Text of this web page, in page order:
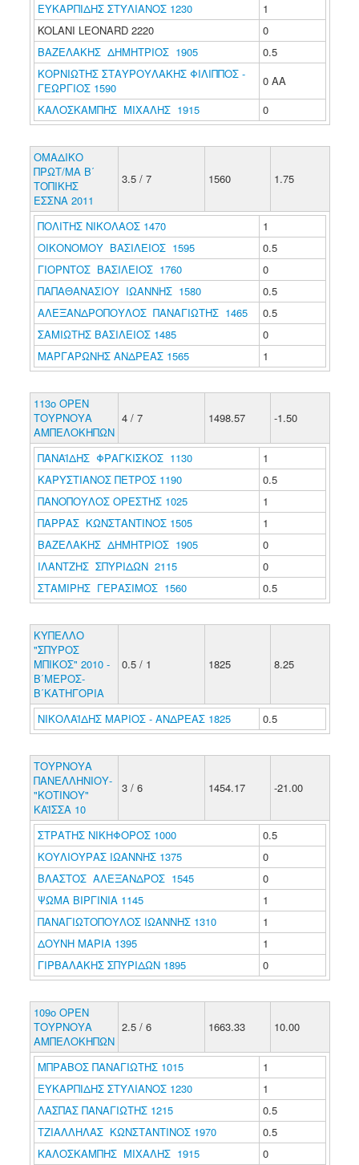
ΕΥΚΑΡΠΙΔΗΣ ΣΤΥΛΙΑΝΟΣ 1230
1
KOLANI LEONARD 2220
0
ΒΑΖΕΛΑΚΗΣ ΔΗΜΗΤΡΙΟΣ 1905
0.5
ΚΟΡΝΙΩΤΗΣ ΣΤΑΥΡΟΥΛΑΚΗΣ ΦΙΛΙΠΠΟΣ -
ΓΕΩΡΓΙΟΣ 1590
0 ΑΑ
ΚΑΛΟΣΚΑΜΠΗΣ ΜΙΧΑΛΗΣ 1915
0
ΟΜΑΔΙΚΟ
ΠΡΩΤ/ΜΑ Β΄
ΤΟΠΙΚΗΣ
ΕΣΣΝΑ 2011
3.5 / 7 1560 1.75
ΠΟΛΙΤΗΣ ΝΙΚΟΛΑΟΣ 1470
1
ΟΙΚΟΝΟΜΟΥ ΒΑΣΙΛΕΙΟΣ 1595
0.5
ΓΙΟΡΝΤΟΣ ΒΑΣΙΛΕΙΟΣ 1760
0
ΠΑΠΑΘΑΝΑΣΙΟΥ ΙΩΑΝΝΗΣ 1580
0.5
ΑΛΕΞΑΝΔΡΟΠΟΥΛΟΣ ΠΑΝΑΓΙΩΤΗΣ 1465
0.5
ΣΑΜΙΩΤΗΣ ΒΑΣΙΛΕΙΟΣ 1485
0
ΜΑΡΓΑΡΩΝΗΣ ΑΝΔΡΕΑΣ 1565
1
113o OPEN
ΤΟΥΡΝΟΥΑ
ΑΜΠΕΛΟΚΗΠΩΝ
4 / 7 1498.57 -1.50
ΠΑΝΑΪΔΗΣ ΦΡΑΓΚΙΣΚΟΣ 1130
1
ΚΑΡΥΣΤΙΑΝΟΣ ΠΕΤΡΟΣ 1190
0.5
ΠΑΝΟΠΟΥΛΟΣ ΟΡΕΣΤΗΣ 1025
1
ΠΑΡΡΑΣ ΚΩΝΣΤΑΝΤΙΝΟΣ 1505
1
ΒΑΖΕΛΑΚΗΣ ΔΗΜΗΤΡΙΟΣ 1905
0
ΙΛΑΝΤΖΗΣ ΣΠΥΡΙΔΩΝ 2115
0
ΣΤΑΜΙΡΗΣ ΓΕΡΑΣΙΜΟΣ 1560
0.5
ΚΥΠΕΛΛΟ
"ΣΠΥΡΟΣ
ΜΠΙΚΟΣ" 2010 -
Β΄ΜΕΡΟΣ-
Β΄ΚΑΤΗΓΟΡΙΑ
0.5 / 1 1825 8.25
ΝΙΚΟΛΑΪΔΗΣ ΜΑΡΙΟΣ - ΑΝΔΡΕΑΣ 1825 0.5
ΤΟΥΡΝΟΥΑ
ΠΑΝΕΛΛΗΝΙΟΥ-
"ΚΟΤΙΝΟΥ"
ΚΑΪΣΣΑ 10
3 / 6 1454.17 -21.00
ΣΤΡΑΤΗΣ ΝΙΚΗΦΟΡΟΣ 1000
0.5
ΚΟΥΛΙΟΥΡΑΣ ΙΩΑΝΝΗΣ 1375
0
ΒΛΑΣΤΟΣ ΑΛΕΞΑΝΔΡΟΣ 1545
0
ΨΩΜΑ ΒΙΡΓΙΝΙΑ 1145
1
ΠΑΝΑΓΙΩΤΟΠΟΥΛΟΣ ΙΩΑΝΝΗΣ 1310
1
ΔΟΥΝΗ ΜΑΡΙΑ 1395
1
ΓΙΡΒΑΛΑΚΗΣ ΣΠΥΡΙΔΩΝ 1895
0
109o ΟΡΕΝ
ΤΟΥΡΝΟΥΑ
ΑΜΠΕΛΟΚΗΠΩΝ
2.5 / 6 1663.33 10.00
ΜΠΡΑΒΟΣ ΠΑΝΑΓΙΩΤΗΣ 1015
1
ΕΥΚΑΡΠΙΔΗΣ ΣΤΥΛΙΑΝΟΣ 1230
1
ΛΑΣΠΑΣ ΠΑΝΑΓΙΩΤΗΣ 1215
0.5
ΤΖΙΑΛΛΗΛΑΣ ΚΩΝΣΤΑΝΤΙΝΟΣ 1970
0.5
ΚΑΛΟΣΚΑΜΠΗΣ ΜΙΧΑΛΗΣ 1915
0